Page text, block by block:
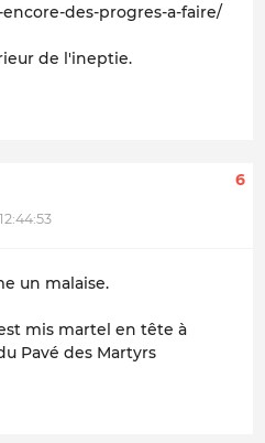
des-progres-a-faire/
de l'ineptie.
6
un malaise.
mis martel en tête à
Pavé des Martyrs